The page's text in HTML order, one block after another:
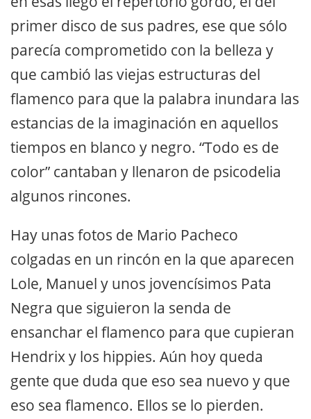
primer disco de sus padres, ese que sólo
parecía comprometido con la belleza y
que cambió las viejas estructuras del
flamenco para que la palabra inundara las
estancias de la imaginación en aquellos
tiempos en blanco y negro. “Todo es de
color” cantaban y llenaron de psicodelia
algunos rincones.
Hay unas fotos de Mario Pacheco
colgadas en un rincón en la que aparecen
Lole, Manuel y unos jovencísimos Pata
Negra que siguieron la senda de
ensanchar el flamenco para que cupieran
Hendrix y los hippies. Aún hoy queda
gente que duda que eso sea nuevo y que
eso sea flamenco. Ellos se lo pierden.